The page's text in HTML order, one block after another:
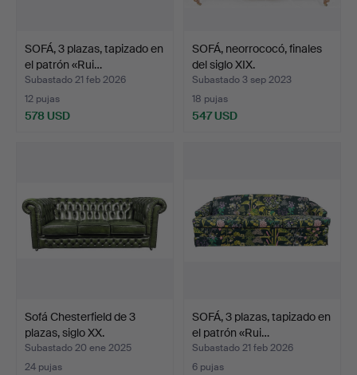
SOFÁ, 3 plazas, tapizado en
el patrón «Rui…
Subastado 21 feb 2026
12 pujas
578 USD
SOFÁ, neorrococó, finales
del siglo XIX.
Subastado 3 sep 2023
18 pujas
547 USD
Sofá Chesterfield de 3
plazas, siglo XX.
Subastado 20 ene 2025
24 pujas
SOFÁ, 3 plazas, tapizado en
el patrón «Rui…
Subastado 21 feb 2026
6 pujas